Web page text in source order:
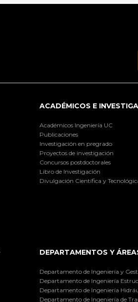
ACADÉMICOS E
Académicos Ingeniería UC
Publicaciones
Investigación en pregrado
Proyectos de investigación
Concursos postdoctorales
Libro de Investigación
Divulgación Científica y
DEPARTAMENTOS Y
Departamento de Ingeniería y
Departamento de Ingeniería
Departamento de Ingeniería
Departamento de Ingeniería de